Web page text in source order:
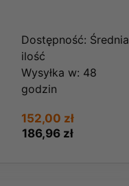
Dostępność: Średnia
ilość
Wysyłka w: 48
godzin
186,96 zł
152,00 zł